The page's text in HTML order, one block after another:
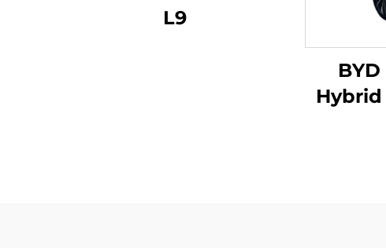
L9
Hybrid